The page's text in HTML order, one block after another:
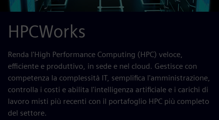
HPCWorks
Renda l'High Performance Computing (HPC) veloce,
efficiente e produttivo, in sede e nel cloud. Gestisce con
competenza la complessità IT, semplifica l'amministrazione,
controlla i costi e abilita l'intelligenza artificiale e i carichi di
lavoro misti più recenti con il portafoglio HPC più completo
del settore.